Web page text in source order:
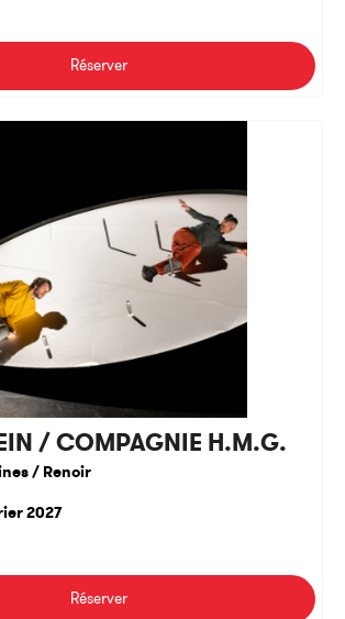
Réserver
/ COMPAGNIE H.M.G.
/ Renoir
2027
Réserver